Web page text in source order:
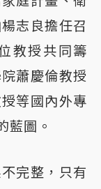
志良擔任召
教授共同籌
蕭慶倫教授
等國內外專
藍圖。
完整，只有